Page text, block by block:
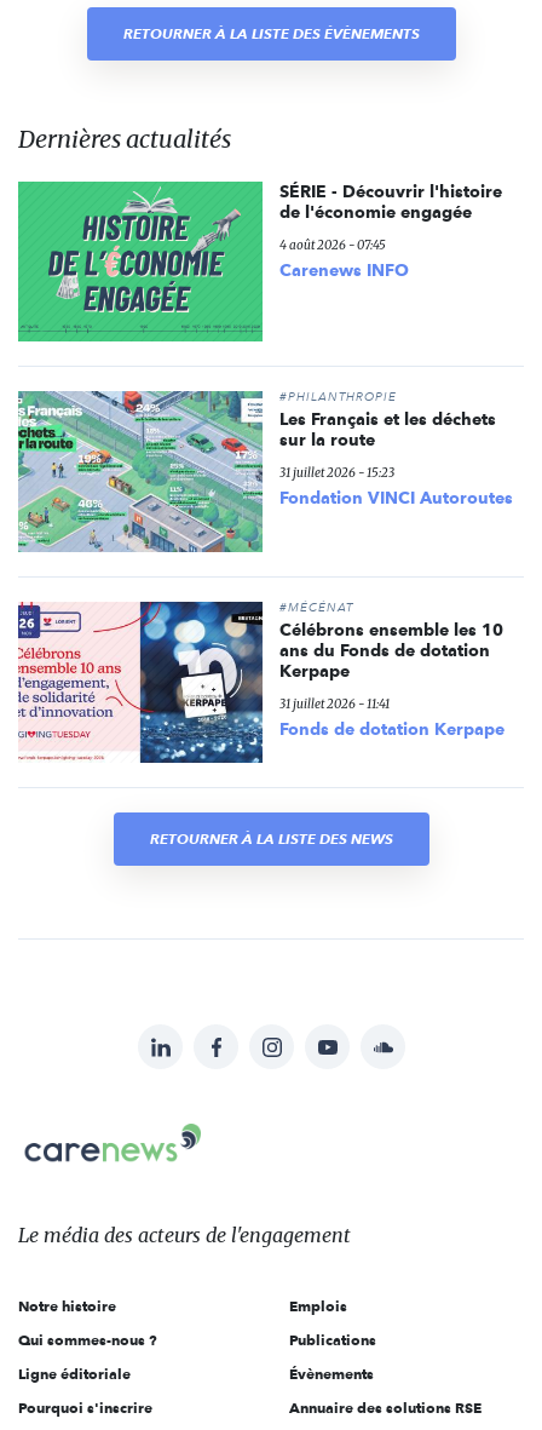
RETOURNER À LA LISTE DES ÉVÈNEMENTS
Dernières actualités
SÉRIE - Découvrir l'histoire
de l'économie engagée
4 août 2026 - 07:45
Carenews INFO
#PHILANTHROPIE
Les Français et les déchets
sur la route
31 juillet 2026 - 15:23
Fondation VINCI Autoroutes
#MÉCÉNAT
Célébrons ensemble les 10
ans du Fonds de dotation
Kerpape
31 juillet 2026 - 11:41
Fonds de dotation Kerpape
RETOURNER À LA LISTE DES NEWS
sur:
LinkedInFacebookInstagramYouTubeSoundcloud
Carenews,
Le
des
l'engagement
Le média des acteurs de l'engagement
Notre histoire
Qui sommes-nous ?
Ligne éditoriale
Pourquoi s'inscrire
Emplois
Publications
Évènements
Annuaire des solutions RSE